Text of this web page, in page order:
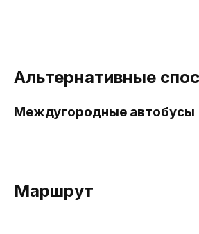
Альтернативные
Междугородные автобусы
Маршрут